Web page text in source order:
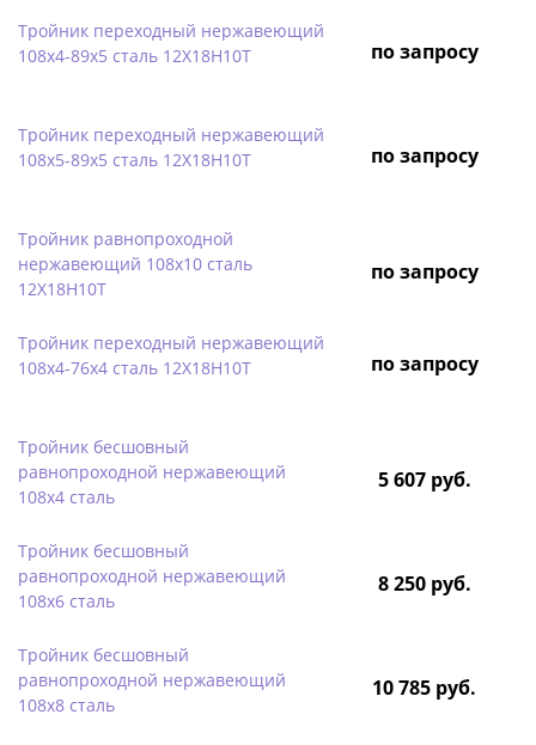
Тройник переходный нержавеющий
108х4-89х5 сталь 12Х18Н10Т
по запросу
Тройник переходный нержавеющий
108х5-89х5 сталь 12Х18Н10Т
по запросу
Тройник равнопроходной
нержавеющий 108х10 сталь
12Х18Н10Т
по запросу
Тройник переходный нержавеющий
108х4-76х4 сталь 12Х18Н10Т
по запросу
Тройник бесшовный
равнопроходной нержавеющий
108х4 сталь
5 607 руб.
Тройник бесшовный
равнопроходной нержавеющий
108х6 сталь
8 250 руб.
Тройник бесшовный
равнопроходной нержавеющий
108х8 сталь
10 785 руб.